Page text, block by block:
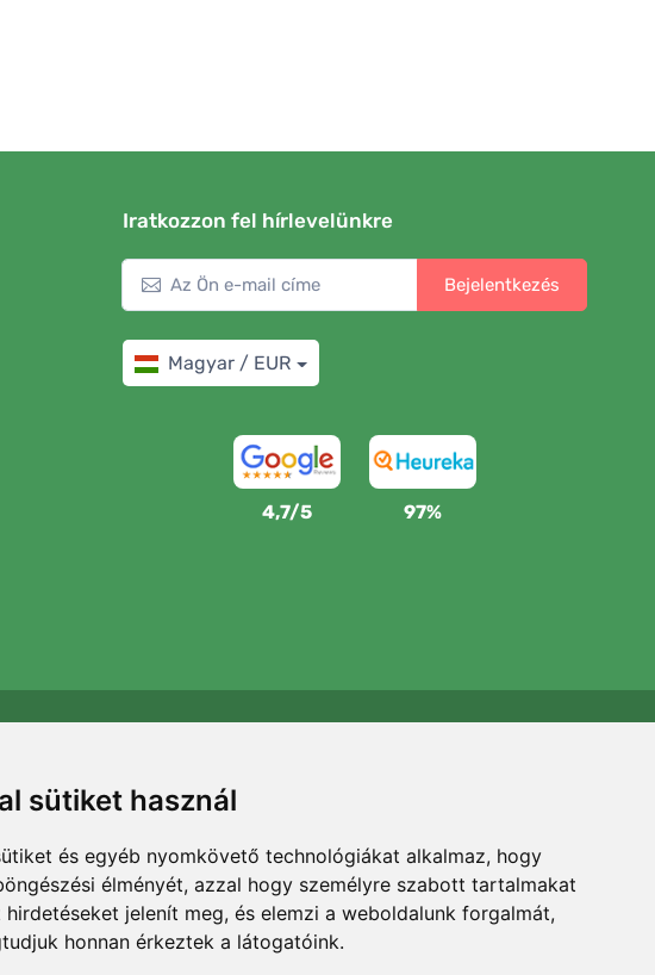
sütiket használ
és egyéb nyomkövető technológiákat alkalmaz, hogy
élményét, azzal hogy személyre szabott tartalmakat
jelenít meg, és elemzi a weboldalunk forgalmát,
honnan érkeztek a látogatóink.
Iratkozzon fel hírlevelünkre
Bejelentkezés
Magyar / EUR
4,7/5 97%
Minden megrendelésért ültetünk egy fát! Bővebben
Rólunk.